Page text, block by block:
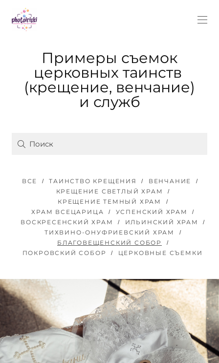
Примеры съемок
церковных таинств
(крещение, венчание)
и служб
ВСЕ ТАИНСТВО КРЕЩЕНИЯ
ВЕНЧАНИЕ
КРЕЩЕНИЕ СВЕТЛЫЙ ХРАМ
КРЕЩЕНИЕ ТЕМНЫЙ ХРАМ
ХРАМ ВСЕЦАРИЦА
УСПЕНСКИЙ ХРАМ
ВОСКРЕСЕНСКИЙ ХРАМ
ИЛЬИНСКИЙ ХРАМ
ТИХВИНО-ОНУФРИЕВСКИЙ ХРАМ
БЛАГОВЕЩЕНСКИЙ СОБОР
ПОКРОВСКИЙ СОБОР
ЦЕРКОВНЫЕ СЪЕМКИ